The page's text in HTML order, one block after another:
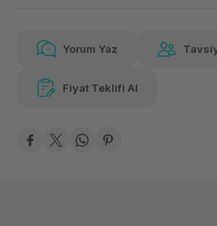
Güvenilir Alışveriş
Yorum Yaz
Fiyat Teklifi Al